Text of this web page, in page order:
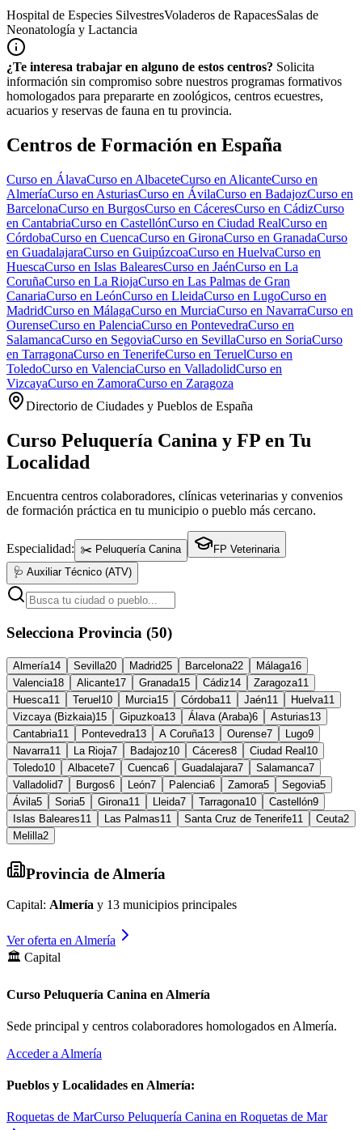
Hospital de Especies SilvestresVoladeros de RapacesSalas de
Neonatología y Lactancia
¿Te interesa trabajar en alguno de estos centros? Solicita
información sin compromiso sobre nuestros programas formativos
homologados para prepararte en zoológicos, centros ecuestres,
acuarios y reservas de fauna en tu provincia.
Centros de Formación en España
Curso en ÁlavaCurso en AlbaceteCurso en AlicanteCurso en
AlmeríaCurso en AsturiasCurso en ÁvilaCurso en BadajozCurso en
BarcelonaCurso en BurgosCurso en CáceresCurso en CádizCurso
en CantabriaCurso en CastellónCurso en Ciudad RealCurso en
CórdobaCurso en CuencaCurso en GironaCurso en GranadaCurso
en GuadalajaraCurso en GuipúzcoaCurso en HuelvaCurso en
HuescaCurso en Islas BalearesCurso en JaénCurso en La
CoruñaCurso en La RiojaCurso en Las Palmas de Gran
CanariaCurso en LeónCurso en LleidaCurso en LugoCurso en
MadridCurso en MálagaCurso en MurciaCurso en NavarraCurso en
OurenseCurso en PalenciaCurso en PontevedraCurso en
SalamancaCurso en SegoviaCurso en SevillaCurso en SoriaCurso
en TarragonaCurso en TenerifeCurso en TeruelCurso en
ToledoCurso en ValenciaCurso en ValladolidCurso en
VizcayaCurso en ZamoraCurso en Zaragoza
Directorio de Ciudades y Pueblos de España
Curso Peluquería Canina y FP en Tu
Localidad
Encuentra centros colaboradores, clínicas veterinarias y convenios
de formación práctica en tu municipio o pueblo más cercano.
Especialidad: ✂️ Peluquería Canina
FP Veterinaria
🩺 Auxiliar Técnico (ATV)
Selecciona Provincia (50)
Almería14 Sevilla20 Madrid25 Barcelona22 Málaga16
Valencia18 Alicante17 Granada15 Cádiz14 Zaragoza11
Huesca11 Teruel 10 Murcia15 Córdoba11 Jaén11 Huelva11
Vizcaya (Bizkaia)15 Gipuzkoa13 Álava (Araba)6 Asturias13
Cantabria11 Pontevedra13 A Coruña13 Ourense7 Lugo9
Navarra11 La Rioja7 Badajoz10 Cáceres8 Ciudad Real 10
Toledo10 Albacete7 Cuenca6 Guadalajara7 Salamanca7
Valladolid7 Burgos6 León7 Palencia6 Zamora5 Segovia5
Ávila5 Soria5 Girona11 Lleida7 Tarragona10 Castellón9
Islas Baleares11 Las Palmas11 Santa Cruz de Tenerife11 Ceuta2
Melilla2
Provincia de Almería
Capital: Almería y 13 municipios principales
Ver oferta en Almería
🏛️ Capital
Curso Peluquería Canina en Almería
Sede principal y centros colaboradores homologados en Almería.
Acceder a Almería
Pueblos y Localidades en Almería:
Roquetas de MarCurso Peluquería Canina en Roquetas de Mar